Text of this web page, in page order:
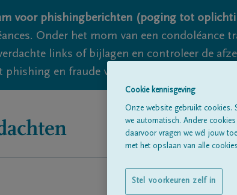
voor phishingberichten (poging tot
Onder het mom van een condoléance
links of bijlagen en controleer de
phishing en fraude vallen echter nooit
Cookie kennisgeving
Onze website gebruikt cookies.
we automatisch. Andere
daarvoor vragen we wél jouw
met het opslaan van alle
Stel voorkeuren zelf in